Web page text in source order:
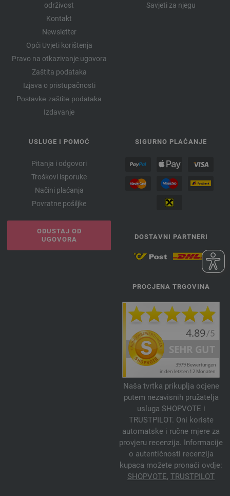
održivost
Kontakt
Newsletter
Opći Uvjeti korištenja
Pravo na otkazivanje ugovora
Zaštita podataka
Izjava o pristupačnosti
Postavke zaštite podataka
Izdavanje
Savjeti za njegu
USLUGE I POMOĆ
Pitanja i odgovori
Troškovi isporuke
Načini plaćanja
Povratne pošiljke
ODUSTAJ OD
UGOVORA
SIGURNO PLAĆANJE
DOSTAVNI PARTNERI
PROCJENA TRGOVINA
Naša tvrtka prikuplja ocjene
putem nezavisnih pružatelja
usluga SHOPVOTE i
TRUSTPILOT. Oni koriste
automatske i ručne mjere za
provjeru recenzija. Informacije
o autentičnosti recenzija
kupaca možete pronaći ovdje:
SHOPVOTE, TRUSTPILOT